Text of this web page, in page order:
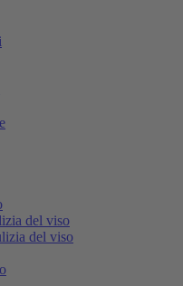
del viso
del viso